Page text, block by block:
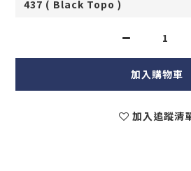
加入購物車
加入追蹤清